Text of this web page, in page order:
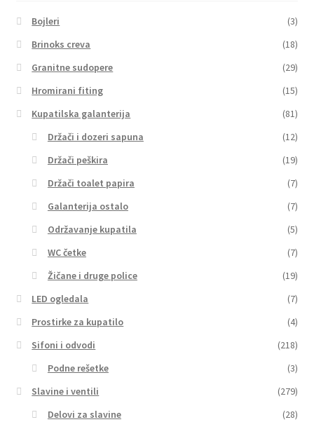
Bojleri
(3)
Brinoks creva
(18)
Granitne sudopere
(29)
Hromirani fiting
(15)
Kupatilska galanterija
(81)
Držači i dozeri sapuna
(12)
Držači peškira
(19)
Držači toalet papira
(7)
Galanterija ostalo
(7)
Održavanje kupatila
(5)
WC četke
(7)
Žičane i druge police
(19)
LED ogledala
(7)
Prostirke za kupatilo
(4)
Sifoni i odvodi
(218)
Podne rešetke
(3)
Slavine i ventili
(279)
Delovi za slavine
(28)